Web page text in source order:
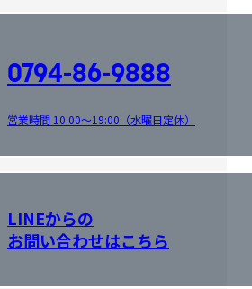
0794-86-9888
営業時間 10:00～19:00（水曜日定休）
LINEからの
お問い合わせはこちら